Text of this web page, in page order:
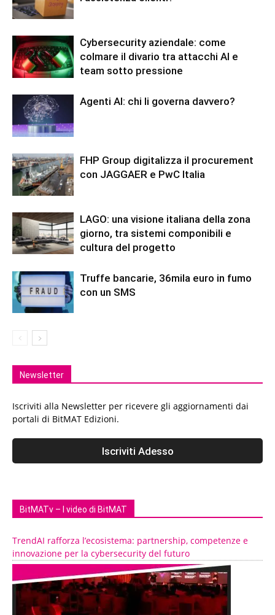
Cybersecurity aziendale: come
colmare il divario tra attacchi AI e
team sotto pressione
Agenti AI: chi li governa davvero?
FHP Group digitalizza il procurement
con JAGGAER e PwC Italia
LAGO: una visione italiana della zona
giorno, tra sistemi componibili e
cultura del progetto
Truffe bancarie, 36mila euro in fumo
con un SMS
Newsletter
Iscriviti alla Newsletter per ricevere gli aggiornamenti dai
portali di BitMAT Edizioni.
BitMATv – I video di BitMAT
TrendAI rafforza l’ecosistema: partnership, competenze e
innovazione per la cybersecurity del futuro